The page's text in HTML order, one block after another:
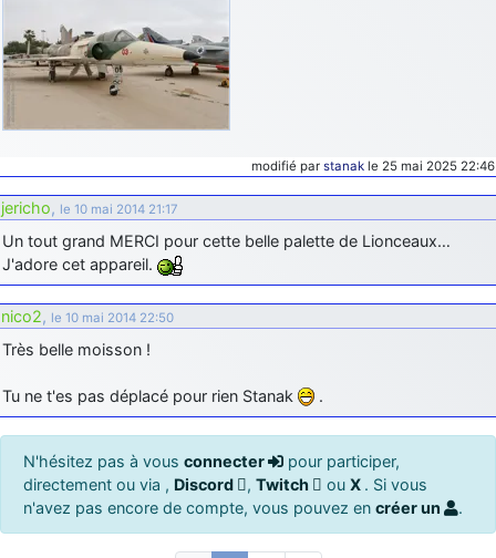
modifié par stanak le 25 mai 2025 22:46
jericho, le 10 mai 2014 21:17
Un tout grand MERCI pour cette belle palette de Lionceaux…
J'adore cet appareil.
nico2, le 10 mai 2014 22:50
Très belle moisson !
Tu ne t'es pas déplacé pour rien Stanak .
N'hésitez pas à vous connecter
pour participer,
directement ou via , Discord , Twitch ou X . Si vous
n'avez pas encore de compte, vous pouvez en créer un .